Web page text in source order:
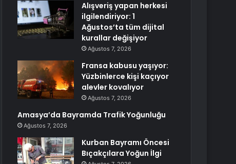
Alışveriş yapan herkesi
ilgilendiriyor: 1
Ağustos’ta tüm dijital
kurallar değişiyor
Ağustos 7, 2026
Fransa kabusu yaşıyor:
Yüzbinlerce kişi kaçıyor
alevler kovalıyor
Ağustos 7, 2026
Amasya’da Bayramda Trafik Yoğunluğu
Ağustos 7, 2026
Kurban Bayramı Öncesi
Bıçakçılara Yoğun İlgi